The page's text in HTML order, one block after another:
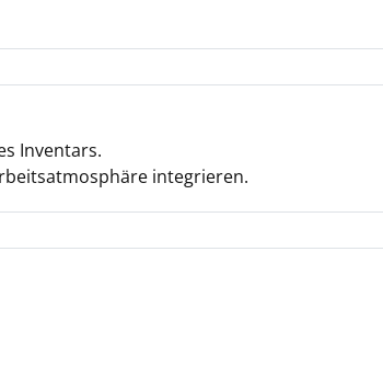
Inventars.
integrieren.